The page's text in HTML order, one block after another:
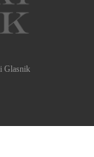
Glasnik